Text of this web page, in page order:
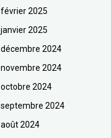
février 2025
janvier 2025
décembre 2024
novembre 2024
octobre 2024
septembre 2024
août 2024